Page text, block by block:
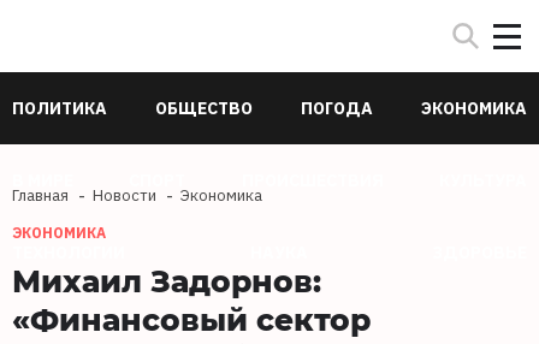
ПОЛИТИКА ОБЩЕСТВО ПОГОДА ЭКОНОМИКА
Главная Новости Экономика
ЭКОНОМИКА
Михаил Задорнов:
«Финансовый сектор